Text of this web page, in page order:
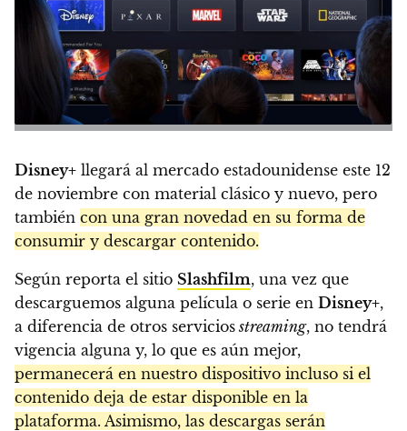
Disney+ llegará al mercado estadounidense este 12
de noviembre con material clásico y nuevo, pero
también con una gran novedad en su forma de
consumir y descargar contenido.
Según reporta el sitio Slashfilm, una vez que
descarguemos alguna película o serie en Disney+,
a diferencia de otros serviciosstreaming, no tendrá
vigencia alguna y, lo que es aún mejor,
permanecerá en nuestro dispositivo incluso si el
contenido deja de estar disponible en la
plataforma. Asimismo, las descargas serán